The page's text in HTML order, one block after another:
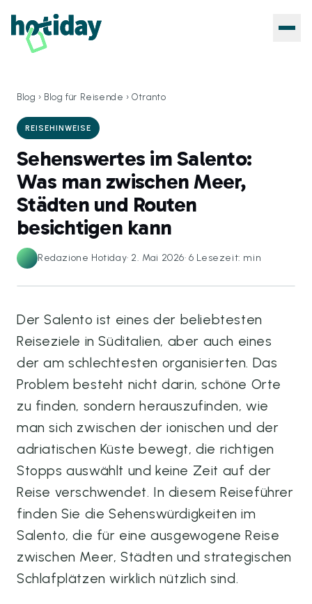
Blog › Blog für Reisende ›Otranto
REISEHINWEISE
Sehenswertes im Salento:
Was man zwischen Meer,
Städten und Routen
besichtigen kann
Redazione Hotiday· 2. Mai 2026·6 Lesezeit: min
Der Salento ist eines der beliebtesten
Reiseziele in Süditalien, aber auch eines
der am schlechtesten organisierten. Das
Problem besteht nicht darin, schöne Orte
zu finden, sondern herauszufinden, wie
man sich zwischen der ionischen und der
adriatischen Küste bewegt, die richtigen
Stopps auswählt und keine Zeit auf der
Reise verschwendet. In diesem Reiseführer
finden Sie die Sehenswürdigkeiten im
Salento, die für eine ausgewogene Reise
zwischen Meer, Städten und strategischen
Schlafplätzen wirklich nützlich sind.